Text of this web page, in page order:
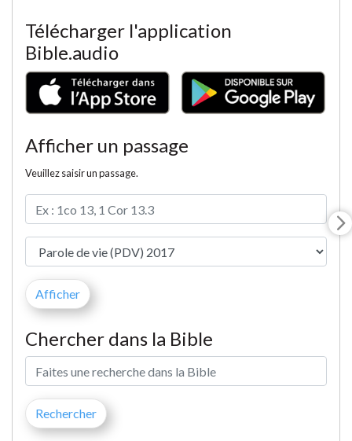
Télécharger l'application
Bible.audio
Afficher un passage
Veuillez saisir un passage.
Chercher dans la Bible